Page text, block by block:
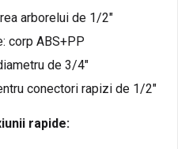
arborelui de 1/2″
corp ABS+PP
de 3/4″
conectori rapizi de 1/2″
rapide: